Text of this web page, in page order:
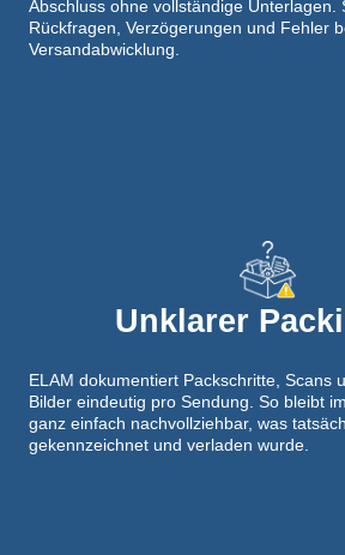
Abschluss ohne vollständige Unterlagen.
Rückfragen, Verzögerungen und Fehler
Versandabwicklung.
Unklarer
ELAM dokumentiert Packschritte, Scans
Bilder eindeutig pro Sendung. So bleibt
ganz einfach nachvollziehbar, was
gekennzeichnet und verladen wurde.